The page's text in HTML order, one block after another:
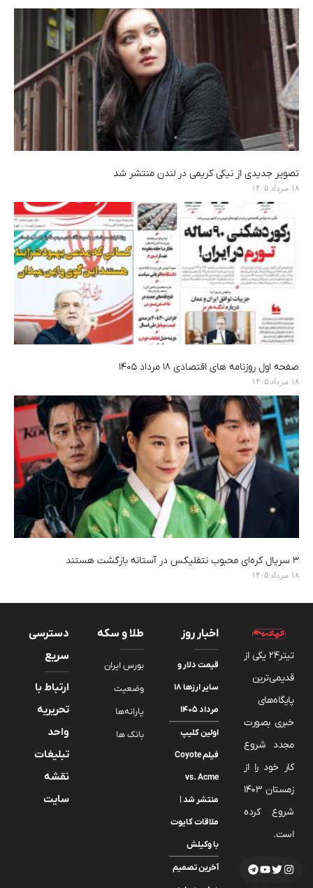
تصویر جدیدی از نیکی کریمی در لندن منتشر شد
۱۸ مرداد ۱۴۰۵
صفحه اول روزنامه های اقتصادی ۱۸ مرداد ۱۴۰۵
۱۸ مرداد ۱۴۰۵
۳ سریال کره‌ای محبوب نتفلیکس در آستانه بازگشت هستند
۱۸ مرداد ۱۴۰۵
تیتر24 یکی از
قدیمی‌ترین
پایگاه‌های
خبری بصورت
مجدد شروع
کار خود را از
زمستان 1403
شروع کرده
است.
اخبار روز
قیمت دلار و
سایر ارزها ۱۸
مرداد ۱۴۰۵
اولین کلیپ
فیلم Coyote
vs. Acme
منتشر شد |
ملاقات کایوت
با وکیلش
آخرین تصمیم
طلا و سکه
بورس ایران
وضعیت
یارانه‌ها
بانک ها
دسترسی
سریع
ارتباط با
تحریریه
واحد
تبلیغات
نقشه
سایت